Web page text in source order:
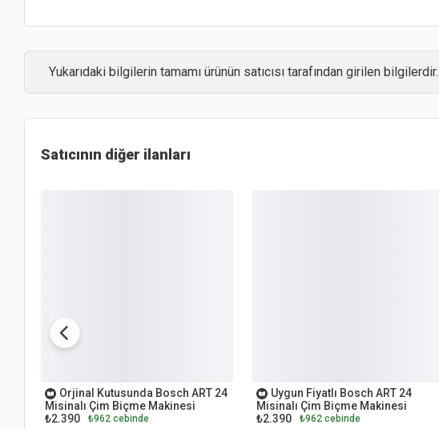
Yukarıdaki bilgilerin tamamı ürünün satıcısı tarafından girilen
Satıcının diğer ilanları
Orjinal Kutusunda Bosch ART 24
Misinalı Çim Biçme Makinesi
₺2.390
₺962 cebinde
Uygun Fiyatlı Bosch ART 24
Misinalı Çim Biçme Makinesi
₺2.390
₺962 cebinde